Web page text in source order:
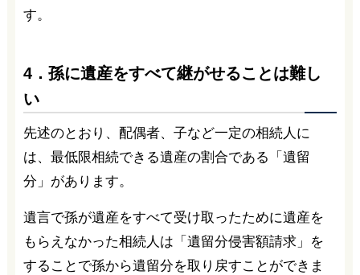
す。
4．孫に遺産をすべて継がせることは難し
い
先述のとおり、配偶者、子など一定の相続人に
は、最低限相続できる遺産の割合である「遺留
分」があります。
遺言で孫が遺産をすべて受け取ったために遺産を
もらえなかった相続人は「遺留分侵害額請求」を
することで孫から遺留分を取り戻すことができま